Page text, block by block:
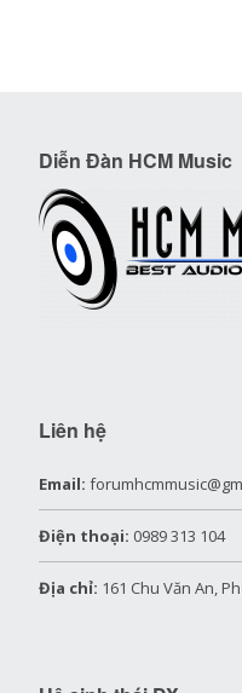
Diễn Đàn HCM Music
Liên hệ
Email:
Điện thoại: 0989 313 104
Địa chỉ: 161 Chu Văn An,